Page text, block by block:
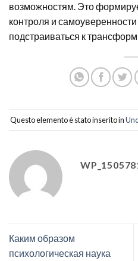
возможностям. Это
контроля и
подстраиваться к
Questo elemento è stato inserito in
Каким образом
психологическая наука